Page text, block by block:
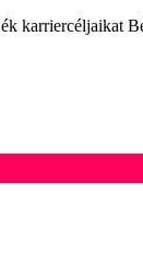
karriercéljaikat